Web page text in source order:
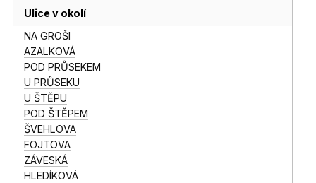
Ulice v okolí
NA GROŠI
AZALKOVÁ
POD PRŮSEKEM
U PRŮSEKU
U ŠTĚPU
POD ŠTĚPEM
ŠVEHLOVA
FOJTOVA
ZÁVESKÁ
HLEDÍKOVÁ